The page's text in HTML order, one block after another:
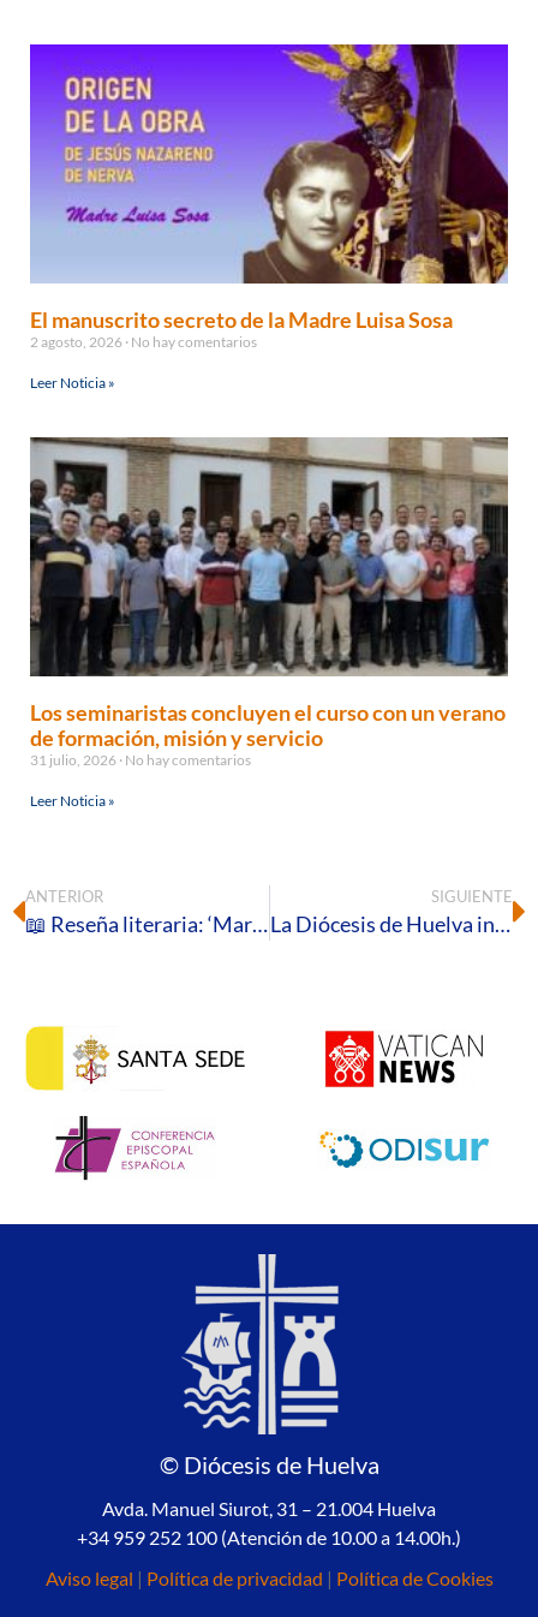
El manuscrito secreto de la Madre Luisa Sosa
2 agosto, 2026 No hay comentarios
Leer Noticia »
Los seminaristas concluyen el curso con un verano
de formación, misión y servicio
31 julio, 2026 No hay comentarios
Leer Noticia »
ANTERIOR
📖 Reseña literaria: ‘María. Páginas Selectas’, de John Henry Newman
SIGUIENTE
La Diócesis de Huelva inicia los preparativos para la celebración del Corpus Christi en la capital
© Diócesis de Huelva
Avda. Manuel Siurot, 31 – 21.004 Huelva
+34 959 252 100 (Atención de 10.00 a 14.00h.)
Aviso legal | Política de privacidad | Política de Cookies